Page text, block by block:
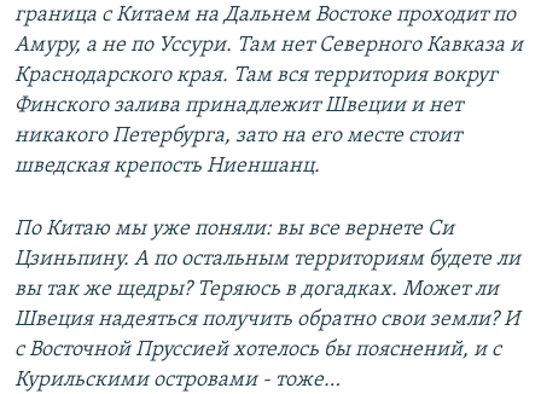
граница с Китаем на Дальнем Востоке проходит по
Амуру, а не по Уссури. Там нет Северного Кавказа и
Краснодарского края. Там вся территория вокруг
Финского залива принадлежит Швеции и нет
никакого Петербурга, зато на его месте стоит
шведская крепость Ниеншанц.
По Китаю мы уже поняли: вы все вернете Си
Цзиньпину. А по остальным территориям будете ли
вы так же щедры? Теряюсь в догадках. Может ли
Швеция надеяться получить обратно свои земли? И
с Восточной Пруссией хотелось бы пояснений, и с
Курильскими островами - тоже…